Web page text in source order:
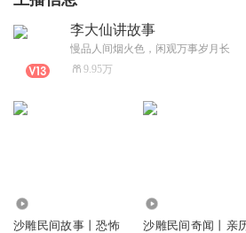
李大仙讲故事
慢品人间烟火色，闲观万事岁月长
9.95万
沙雕民间故事丨恐怖
沙雕民间奇闻丨亲